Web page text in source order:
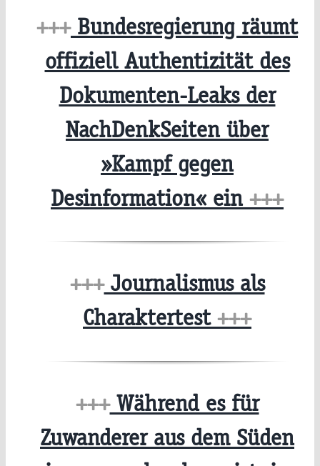
+++Bundesregierung räumt
offiziell Authentizität des
Dokumenten-Leaks der
NachDenkSeiten über
»Kampf gegen
Desinformation« ein +++
+++Journalismus als
Charaktertest +++
+++Während es für
Zuwanderer aus dem Süden